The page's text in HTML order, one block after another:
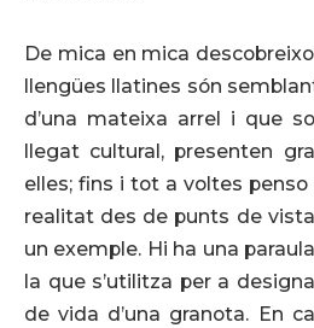
De mica en mica
llengües llatines són
d’una mateixa arrel i que
llegat cultural, presenten
elles; fins i tot a voltes penso
realitat des de punts de
un exemple. Hi ha una
la que s’utilitza per a
de vida d’una granota. En